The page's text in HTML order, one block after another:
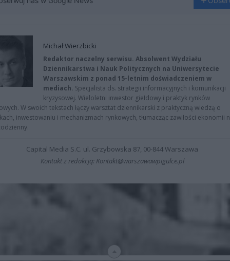
Michał Wierzbicki
Redaktor naczelny serwisu. Absolwent Wydziału
Dziennikarstwa i Nauk Politycznych na Uniwersytecie
Warszawskim z ponad 15-letnim doświadczeniem w
mediach. Specjalista ds. strategii informacyjnych i komunikacji
kryzysowej. Wieloletni inwestor giełdowy i praktyk rynków
W swoich tekstach łączy warsztat dziennikarski z praktyczną wiedzą o
inwestowaniu i mechanizmach rynkowych, tłumacząc zawiłości ekonomii
Capital Media S.C. ul. Grzybowska 87, 00-844 Warszawa
Kontakt z redakcją: Kontakt@warszawawpigulce.pl